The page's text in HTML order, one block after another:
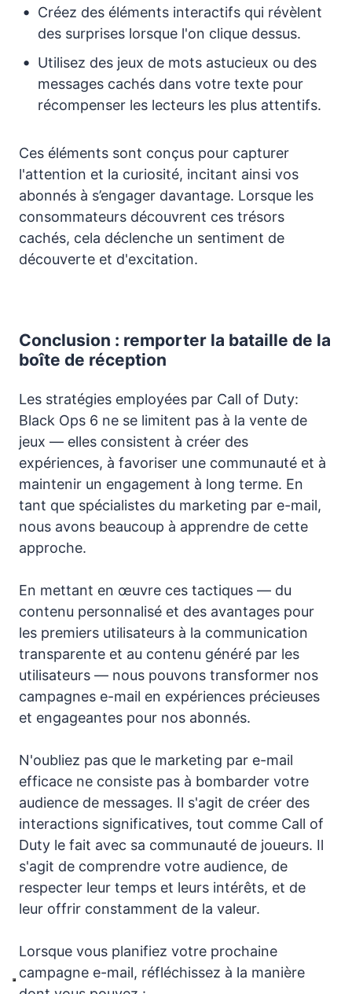
Créez des éléments interactifs qui révèlent
des surprises lorsque l'on clique dessus.
Utilisez des jeux de mots astucieux ou des
messages cachés dans votre texte pour
récompenser les lecteurs les plus attentifs.
Ces éléments sont conçus pour capturer
l'attention et la curiosité, incitant ainsi vos
abonnés à s’engager davantage. Lorsque les
consommateurs découvrent ces trésors
cachés, cela déclenche un sentiment de
découverte et d'excitation.
Conclusion : remporter la bataille de la
boîte de réception
Les stratégies employées par Call of Duty:
Black Ops 6 ne se limitent pas à la vente de
jeux — elles consistent à créer des
expériences, à favoriser une communauté et à
maintenir un engagement à long terme. En
tant que spécialistes du marketing par e-mail,
nous avons beaucoup à apprendre de cette
approche.
En mettant en œuvre ces tactiques — du
contenu personnalisé et des avantages pour
les premiers utilisateurs à la communication
transparente et au contenu généré par les
utilisateurs — nous pouvons transformer nos
campagnes e-mail en expériences précieuses
et engageantes pour nos abonnés.
N'oubliez pas que le marketing par e-mail
efficace ne consiste pas à bombarder votre
audience de messages. Il s'agit de créer des
interactions significatives, tout comme Call of
Duty le fait avec sa communauté de joueurs. Il
s'agit de comprendre votre audience, de
respecter leur temps et leurs intérêts, et de
leur offrir constamment de la valeur.
Lorsque vous planifiez votre prochaine
campagne e-mail, réfléchissez à la manière